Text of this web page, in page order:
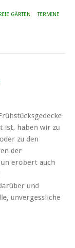
GÄRTEN TERMINE
ist, haben wir zu
zu den
der
erobert auch
und
unvergessliche